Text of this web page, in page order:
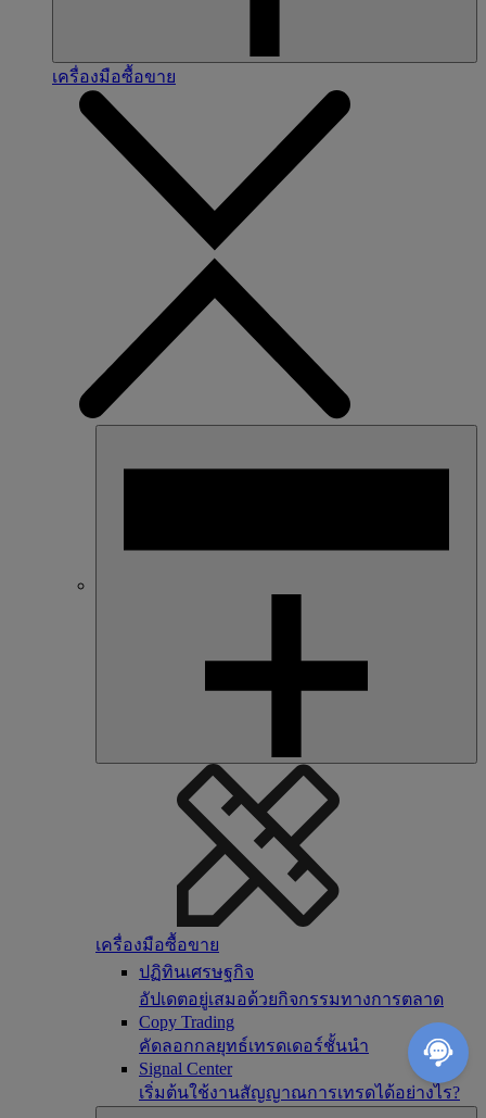
เครื่องมือซื้อขาย
เครื่องมือซื้อขาย
ปฏิทินเศรษฐกิจ
อัปเดตอยู่เสมอด้วยกิจกรรมทางการตลาด
Copy Trading
คัดลอกกลยุทธ์เทรดเดอร์ชั้นนำ
Signal Center
เริ่มต้นใช้งานสัญญาณการเทรดได้อย่างไร?